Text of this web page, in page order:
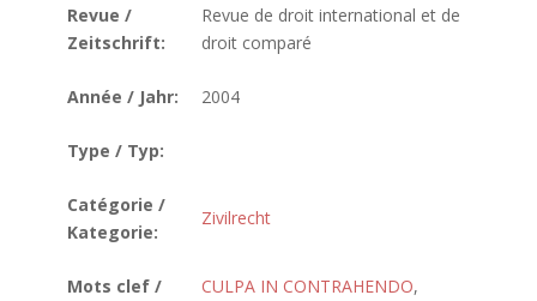
Revue /
Zeitschrift:
Revue de droit international et de
droit comparé
Année / Jahr: 2004
Type / Typ:
Catégorie /
Kategorie:
Zivilrecht
Mots clef /
CULPA IN CONTRAHENDO,